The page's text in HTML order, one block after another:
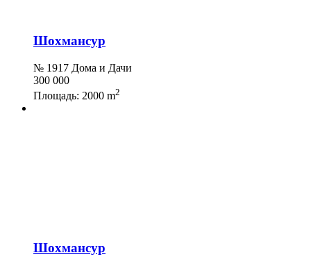
Шохмансур
№ 1917 Дома и Дачи
300 000
Площадь: 2000 m2
Шохмансур